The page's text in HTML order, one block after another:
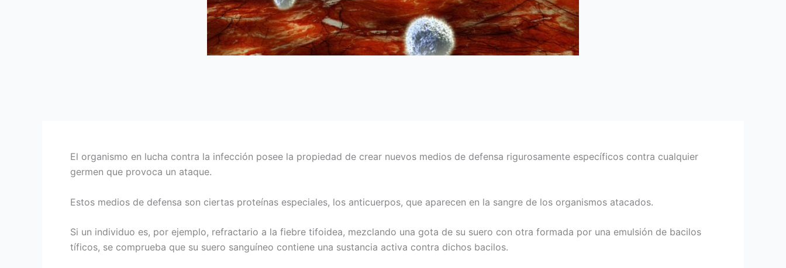
El organismo en lucha contra la infección posee la propiedad de crear nuevos medios de defensa rigurosamente específicos contra cualquier
germen que provoca un ataque.
Estos medios de defensa son ciertas proteínas especiales, los anticuerpos, que aparecen en la sangre de los organismos atacados.
Si un individuo es, por ejemplo, refractario a la fiebre tifoidea, mezclando una gota de su suero con otra formada por una emulsión de bacilos
tíficos, se comprueba que su suero sanguíneo contiene una sustancia activa contra dichos bacilos.